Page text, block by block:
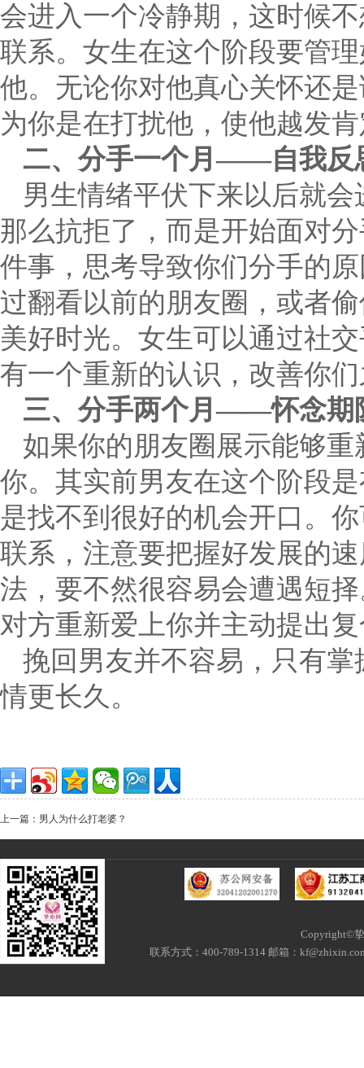
会进入一个冷静期，这时候
联系。女生在这个阶段要管
他。无论你对他真心关怀还
为你是在打扰他，使他越发
二、分手一个月——自我反
男生情绪平伏下来以后就
那么抗拒了，而是开始面对
件事，思考导致你们分手的
过翻看以前的朋友圈，或者
美好时光。女生可以通过社
有一个重新的认识，改善你
三、分手两个月——怀念期
如果你的朋友圈展示能够
你。其实前男友在这个阶段
是找不到很好的机会开口。
联系，注意要把握好发展的
法，要不然很容易会遭遇短
对方重新爱上你并主动提出
挽回男友并不容易，只有
情更长久。
上一篇：男人为什么打老婆？
Copyright©
联系方式：400-789-1314 邮箱：